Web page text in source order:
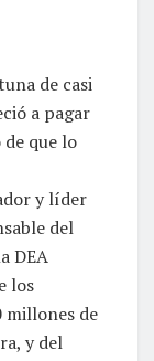
de casi
a pagar
que lo
y líder
del
DEA
los
millones de
y del